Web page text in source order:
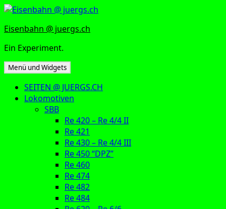
Zum
springen
Eisenbahn @ juergs.ch
Ein Experiment.
Menü und Widgets
SEITEN @ JUERGS.CH
Lokomotiven
SBB
Re 420 – Re 4/4 II
Re 421
Re 430 – Re 4/4 III
Re 450 “DPZ”
Re 460
Re 474
Re 482
Re 484